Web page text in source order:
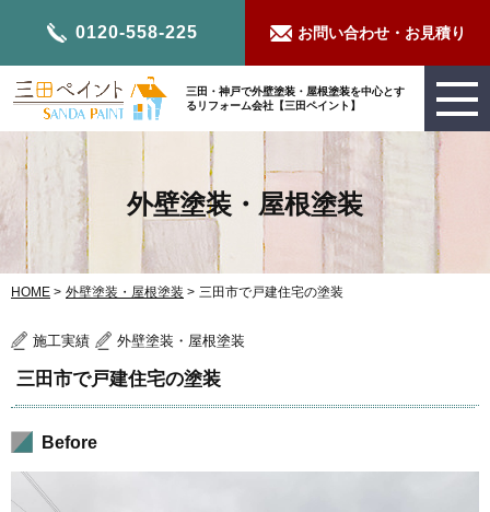
三田・神戸で外壁塗装・屋根塗装を中心とす
るリフォーム会社【三田ペイント】
0120-558-225 お問い合わせ・お見積り
外壁塗装・屋根塗装
HOME > 外壁塗装・屋根塗装 > 三田市で戸建住宅の塗装
施工実績 外壁塗装・屋根塗装
三田市で戸建住宅の塗装
Before